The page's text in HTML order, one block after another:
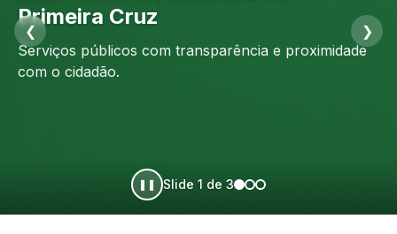
Primeira Cruz
Serviços públicos com transparência e proximidade
com o cidadão.
Acompanhe receitas, despesas, licitações e a gestão
pública do município.
Denuncie, solicite, elogie ou registre reclamações de
forma simples.
❮ ❯
❚❚ Slide 1 de 3